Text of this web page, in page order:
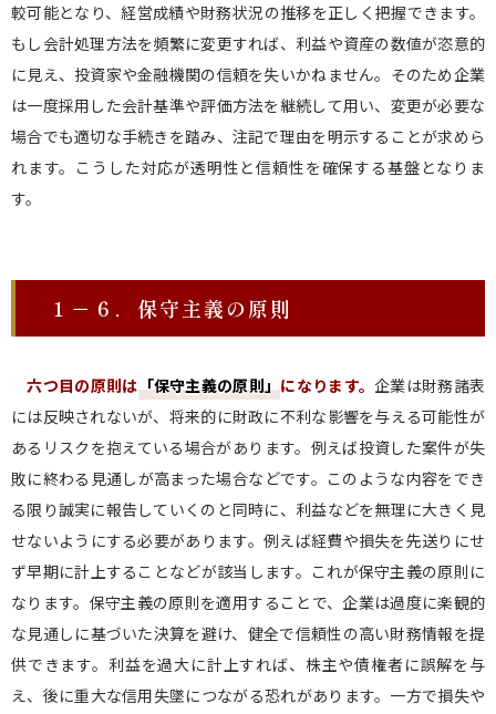
較可能となり、経営成績や財務状況の推移を正しく把握できます。
もし会計処理方法を頻繁に変更すれば、利益や資産の数値が恣意的
に見え、投資家や金融機関の信頼を失いかねません。そのため企業
は一度採用した会計基準や評価方法を継続して用い、変更が必要な
場合でも適切な手続きを踏み、注記で理由を明示することが求めら
れます。こうした対応が透明性と信頼性を確保する基盤となりま
す。
１－６．保守主義の原則
六つ目の原則は「保守主義の原則」になります。企業は財務諸表
には反映されないが、将来的に財政に不利な影響を与える可能性が
あるリスクを抱えている場合があります。例えば投資した案件が失
敗に終わる見通しが高まった場合などです。このような内容をでき
る限り誠実に報告していくのと同時に、利益などを無理に大きく見
せないようにする必要があります。例えば経費や損失を先送りにせ
ず早期に計上することなどが該当します。これが保守主義の原則に
なります。保守主義の原則を適用することで、企業は過度に楽観的
な見通しに基づいた決算を避け、健全で信頼性の高い財務情報を提
供できます。利益を過大に計上すれば、株主や債権者に誤解を与
え、後に重大な信用失墜につながる恐れがあります。一方で損失や